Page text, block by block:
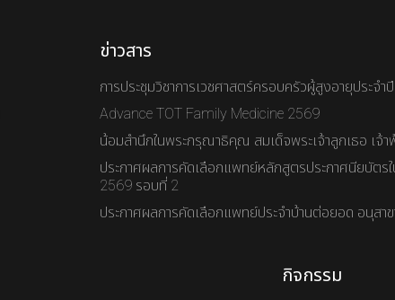
ข่าวสาร
การประชุมวิชาการเวชศาสตร์ครอบครัวผู้สูงอายุประ
Advance TOT Family Medicine 2569
น้อมสำนึกในพระกรุณาธิคุณ สมเด็จพระเจ้าลูกเธอ เจ้
ประกาศผลการคัดเลือกแพทย์หลักสูตรประกาศนียบัตร
2569 รอบที่ 2
ประกาศผลการคัดเลือกแพทย์ประจำบ้านต่อยอด อนุส
กิจกรรม